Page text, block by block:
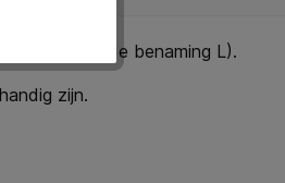
(vandaar de benaming L).
zijn.